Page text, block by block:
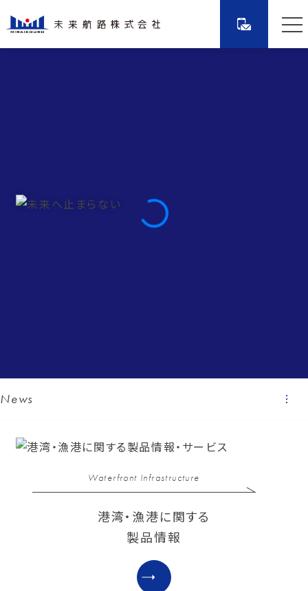
News
Waterfront Infrastructure
港湾・漁港に関する
製品情報